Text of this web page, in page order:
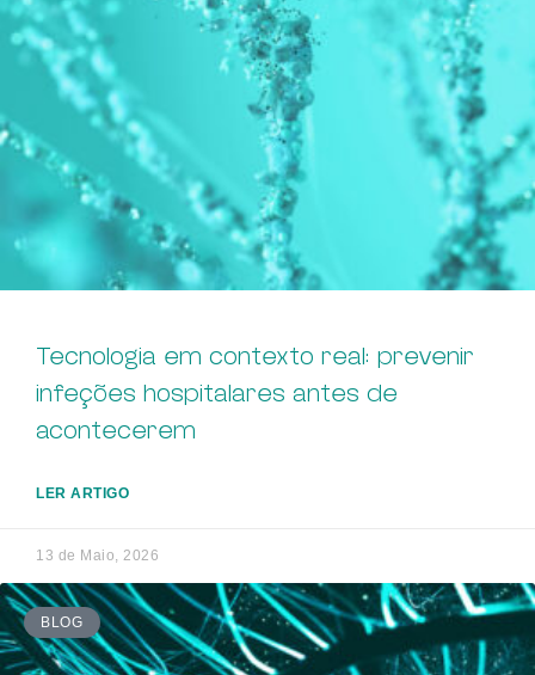
Tecnologia em contexto real: prevenir
infeções hospitalares antes de
acontecerem
LER ARTIGO
13 de Maio, 2026
BLOG